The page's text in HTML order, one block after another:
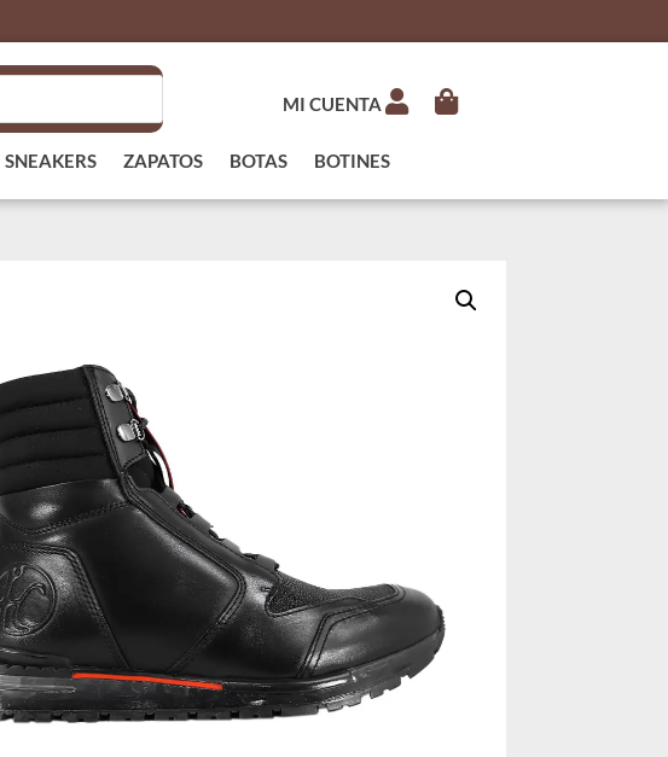
MI CUENTA
SNEAKERS ZAPATOS BOTAS BOTINES